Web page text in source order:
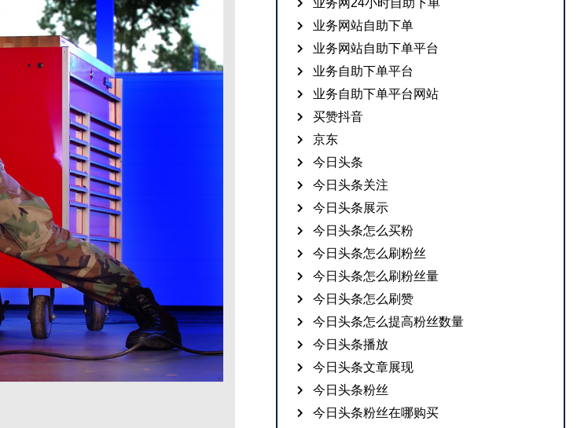
业务网24小时自助下单
业务网站自助下单
业务网站自助下单平台
业务自助下单平台
业务自助下单平台网站
买赞抖音
京东
今日头条
今日头条关注
今日头条展示
今日头条怎么买粉
今日头条怎么刷粉丝
今日头条怎么刷粉丝量
今日头条怎么刷赞
今日头条怎么提高粉丝数量
今日头条播放
今日头条文章展现
今日头条粉丝
今日头条粉丝在哪购买